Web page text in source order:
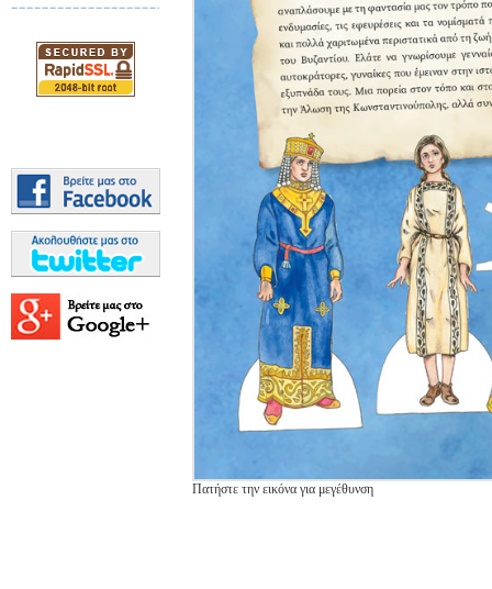
Πατήστε την εικόνα για μεγέθυνση